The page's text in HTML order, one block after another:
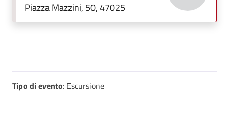
Piazza Mazzini, 50, 47025
Tipo di evento: Escursione